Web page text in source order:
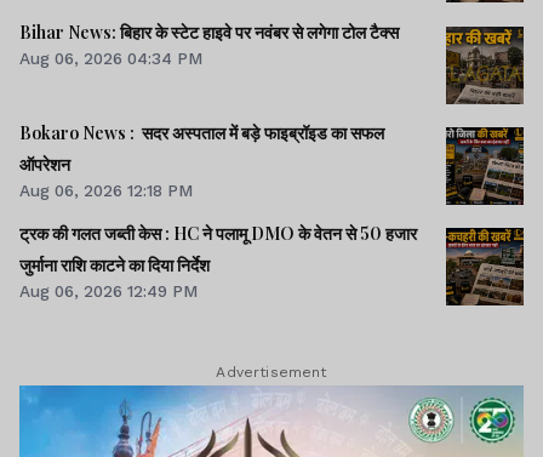
Bihar News: बिहार के स्टेट हाइवे पर नवंबर से लगेगा टोल टैक्स
Aug 06, 2026 04:34 PM
Bokaro News : सदर अस्पताल में बड़े फाइब्रॉइड का सफल
ऑपरेशन
Aug 06, 2026 12:18 PM
ट्रक की गलत जब्ती केस : HC ने पलामू DMO के वेतन से 50 हजार
जुर्माना राशि काटने का दिया निर्देश
Aug 06, 2026 12:49 PM
Advertisement